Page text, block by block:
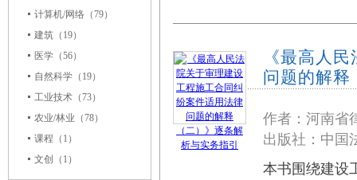
计算机/网络 （79）
建筑 （19）
医学 （56）
自然科学 （19）
工业技术 （73）
农业/林业 （78）
课程 （1）
文创
（1）
《最高人
问题的解释
作者：河南省
出版社：中
本书围绕建设